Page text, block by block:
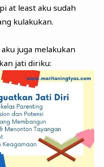
at least aku sudah
kulakukan.
aku juga melakukan
jati diriku: